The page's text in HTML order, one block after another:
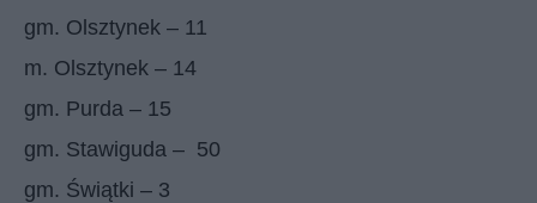
gm. Olsztynek – 11
m. Olsztynek – 14
gm. Purda – 15
gm. Stawiguda – 50
gm. Świątki – 3